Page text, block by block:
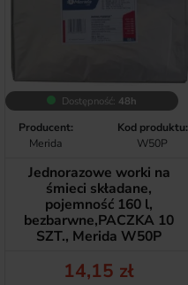
Dostępność: 48h
Producent:
Merida
Kod produktu:
W50P
Jednorazowe worki na
śmieci składane,
pojemność 160 l,
bezbarwne,PACZKA 10
SZT., Merida W50P
Cena
14,15 zł